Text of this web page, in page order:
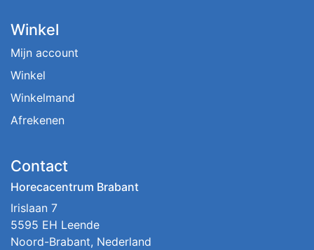
Winkel
Mijn account
Winkel
Winkelmand
Afrekenen
Contact
Horecacentrum Brabant
Irislaan 7
5595 EH Leende
Noord-Brabant, Nederland